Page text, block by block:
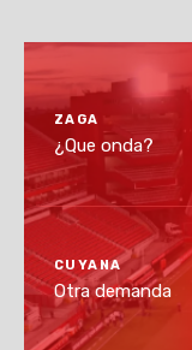
ZAGA
¿Que onda?
CUYANA
Otra demanda